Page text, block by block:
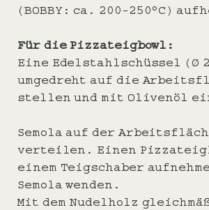
(BOBBY: ca. 200-250°C)
Für die Pizzateigbowl:
Eine Edelstahlschüssel (Ø
umgedreht auf die
stellen und mit Olivenöl
Semola auf der
verteilen. Einen
einem Teigschaber
Semola wenden.
Mit dem Nudelholz